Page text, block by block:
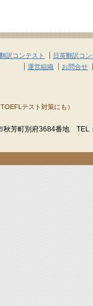
訳コンテスト
日英翻訳コ
運営組織
お問合せ
テスト対策にも）
秋芳町別府3684番地 TEL